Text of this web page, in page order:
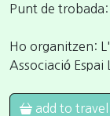
Punt de trobada:
Ho organitzen:
Associació Espai
add to